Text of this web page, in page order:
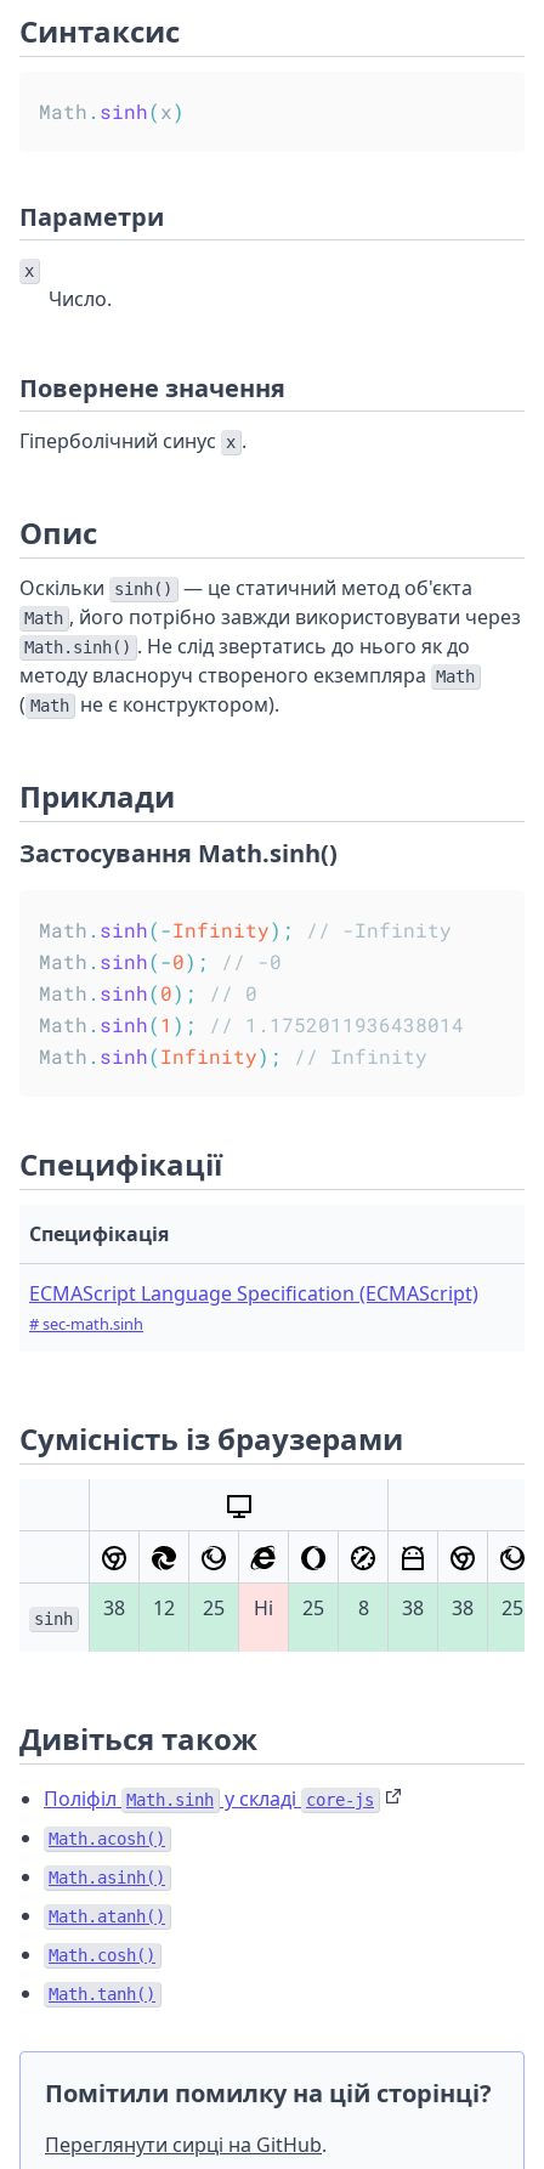
Синтаксис
Math . sinh(x)
Параметри
x
Число.
Повернене значення
Гіперболічний синус x .
Опис
Оскільки sinh() — це статичний метод об'єкта
Math , його потрібно завжди використовувати через
Math.sinh() . Не слід звертатись до нього як до
методу власноруч створеного екземпляра Math
( Math не є конструктором).
Приклади
Застосування Math.sinh()
Math . sinh(-Infinity) ;
// -Infinity
Math . sinh(-0) ;
// -0
Math . sinh(0) ;
// 0
Math . sinh(1 ) ;
// 1.1752011936438014
Math . sinh(Infinity) ; // Infinity
Специфікації
Специфікація
ECMAScript Language Specification (ECMAScript)
# sec-math.sinh
Сумісність із браузерами
sinh 38 12 25 Ні 25 8 38 38 25
Дивіться також
Поліфіл Math.sinh у складі
core-js
Math.acosh()
Math.asinh()
Math.atanh()
Math.cosh()
Math.tanh()
Помітили помилку на цій сторінці?
Переглянути сирці на GitHub.